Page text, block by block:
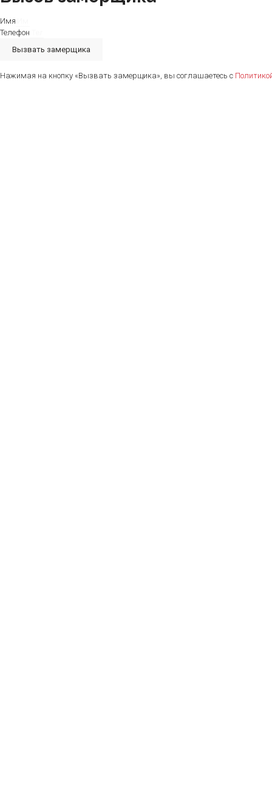
Имя
Телефон
Вызвать замерщика
Нажимая на кнопку «Вызвать замерщика», вы соглашаетесь с